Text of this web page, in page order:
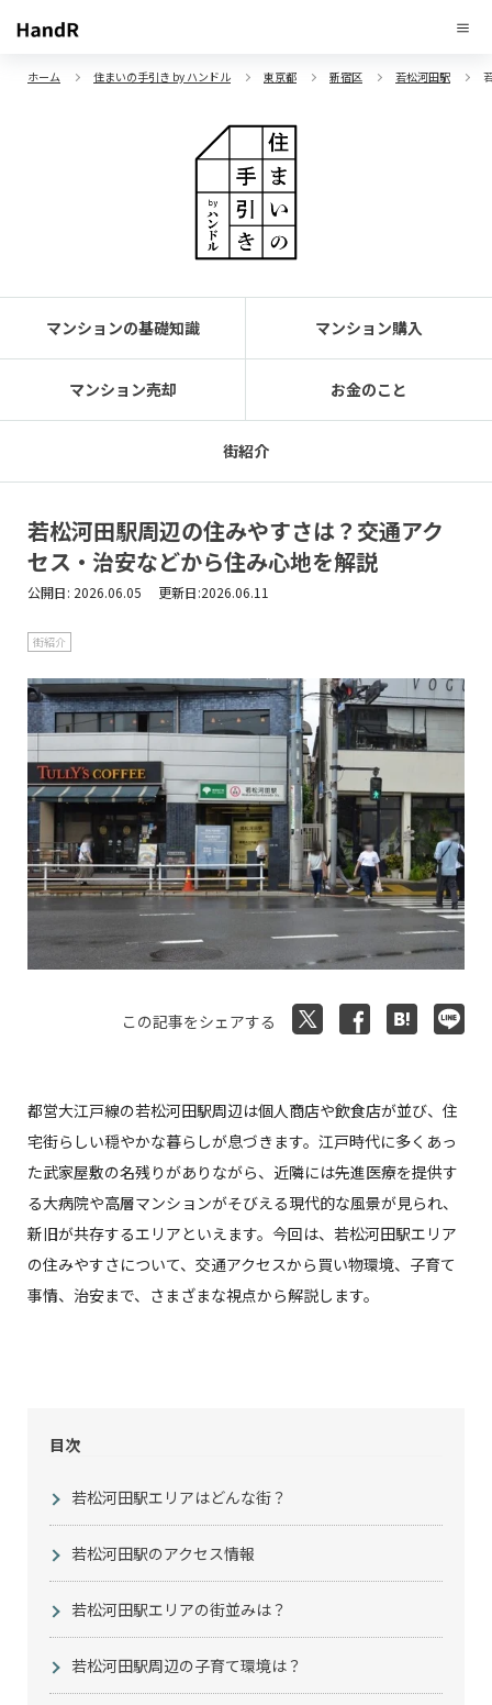
ホーム 住まいの手引き by ハンドル 東京都 新宿区 若松河田駅
マンションの基礎知識 マンション購入
マンション売却 お金のこと
街紹介
若松河田駅周辺の住みやすさは？交通アク
セス・治安などから住み心地を解説
公開日: 2026.06.05 更新日:2026.06.11
街紹介
この記事をシェアする
都営大江戸線の若松河田駅周辺は個人商店や飲食店が並び、住
宅街らしい穏やかな暮らしが息づきます。江戸時代に多くあっ
た武家屋敷の名残りがありながら、近隣には先進医療を提供す
る大病院や高層マンションがそびえる現代的な風景が見られ、
新旧が共存するエリアといえます。今回は、若松河田駅エリア
の住みやすさについて、交通アクセスから買い物環境、子育て
事情、治安まで、さまざまな視点から解説します。
目次
若松河田駅エリアはどんな街？
若松河田駅のアクセス情報
若松河田駅エリアの街並みは？
若松河田駅周辺の子育て環境は？